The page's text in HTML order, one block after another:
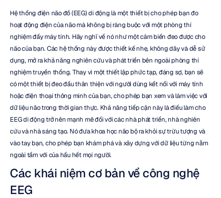
Hệ thống điện não đồ (EEG) di động là một thiết bị cho phép bạn đo
hoạt động điện của não mà không bị ràng buộc với một phòng thí
nghiệm đầy máy tính. Hãy nghĩ về nó như một cảm biến đeo được cho
não của bạn. Các hệ thống này được thiết kế nhẹ, không dây và dễ sử
dụng, mở ra khả năng nghiên cứu và phát triển bên ngoài phòng thí
nghiệm truyền thống. Thay vì một thiết lập phức tạp, đáng sợ, bạn sẽ
có một thiết bị đeo đầu thân thiện với người dùng kết nối với máy tính
hoặc điện thoại thông minh của bạn, cho phép bạn xem và làm việc với
dữ liệu não trong thời gian thực. Khả năng tiếp cận này là điều làm cho
EEG di động trở nên mạnh mẽ đối với các nhà phát triển, nhà nghiên
cứu và nhà sáng tạo. Nó đưa khoa học não bộ ra khỏi sự trừu tượng và
vào tay bạn, cho phép bạn khám phá và xây dựng với dữ liệu từng nằm
ngoài tầm với của hầu hết mọi người.
Các khái niệm cơ bản về công nghệ
EEG